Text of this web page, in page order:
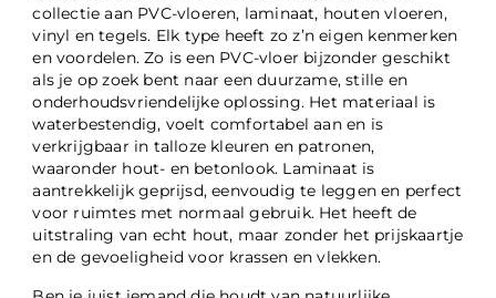
collectie aan PVC-vloeren, laminaat, houten vloeren,
vinyl en tegels. Elk type heeft zo z’n eigen kenmerken
en voordelen. Zo is een PVC-vloer bijzonder geschikt
als je op zoek bent naar een duurzame, stille en
onderhoudsvriendelijke oplossing. Het materiaal is
waterbestendig, voelt comfortabel aan en is
verkrijgbaar in talloze kleuren en patronen,
waaronder hout- en betonlook. Laminaat is
aantrekkelijk geprijsd, eenvoudig te leggen en perfect
voor ruimtes met normaal gebruik. Het heeft de
uitstraling van echt hout, maar zonder het prijskaartje
en de gevoeligheid voor krassen en vlekken.